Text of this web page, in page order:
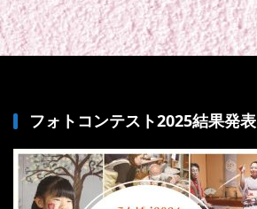
フォトコンテスト2025結果発表